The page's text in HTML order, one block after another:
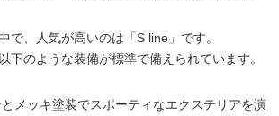
で、人気が高いのは「S line」です。
下のような装備が標準で備えられています。
とメッキ塗装でスポーティなエクステリアを演